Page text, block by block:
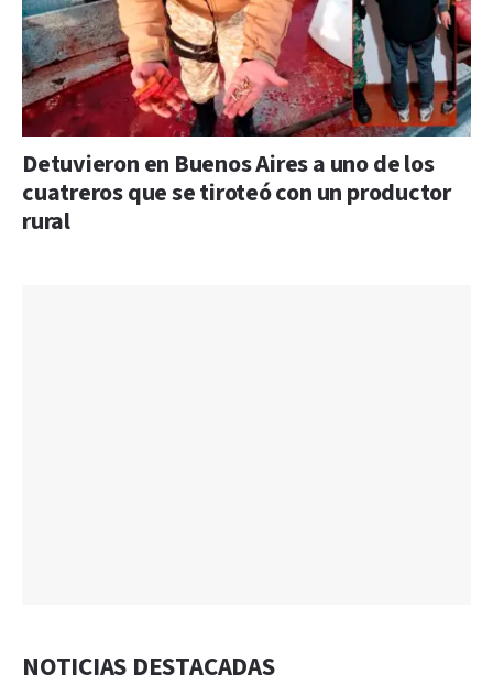
Detuvieron en Buenos Aires a uno de los
cuatreros que se tiroteó con un productor
rural
NOTICIAS DESTACADAS